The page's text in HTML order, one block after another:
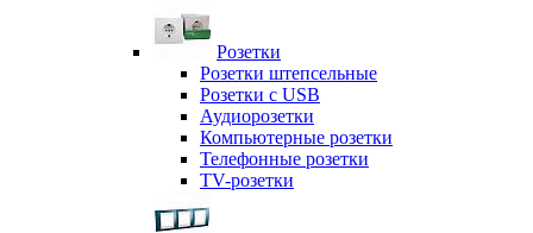
Розетки
Розетки штепсельные
Розетки с USB
Аудиорозетки
Компьютерные розетки
Телефонные розетки
TV-розетки